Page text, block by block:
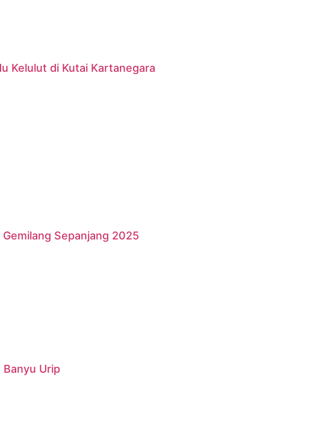
Kelulut di Kutai Kartanegara
Sepanjang 2025
Banyu Urip